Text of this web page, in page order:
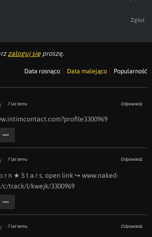
Zgłoś
zaloguj się proszę.
Data rosnąco Data malejąco Popularność
7 lat temu Odpowiedz
7 lat temu Odpowiedz
︀r ︀n ︀★ ︀S ︀t ︀а ︀r ︀s, ︀open ︀link ︀↪ www.n︀a︀k︀e︀d︀-︀
c/track/l/kwejk/3300969
7 lat temu Odpowiedz